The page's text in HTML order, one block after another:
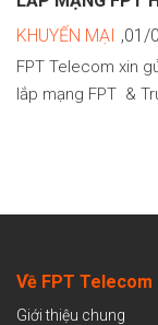
KHUYẾN MẠI ,01/
FPT Telecom xin
lắp mạng FPT &
Về FPT Telecom
Giới thiệu chung